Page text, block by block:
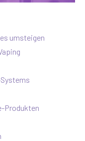
umsteigen
Produkten